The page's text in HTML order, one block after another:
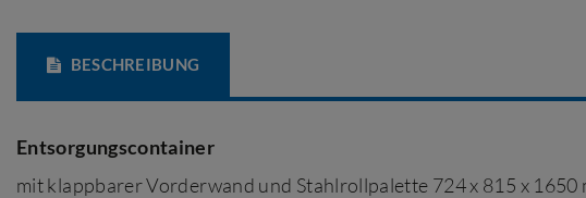
BESCHREIBUNG
Entsorgungscontainer
mit klappbarer Vorderwand und Stahlrollpalette 724 x 815 x 1650